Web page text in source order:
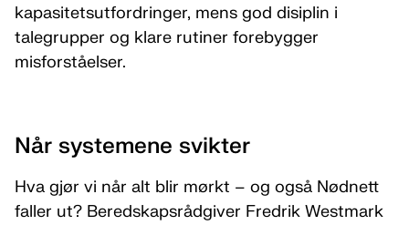
kapasitetsutfordringer, mens god disiplin i
talegrupper og klare rutiner forebygger
misforståelser.
Når systemene svikter
Hva gjør vi når alt blir mørkt – og også Nødnett
faller ut? Beredskapsrådgiver Fredrik Westmark